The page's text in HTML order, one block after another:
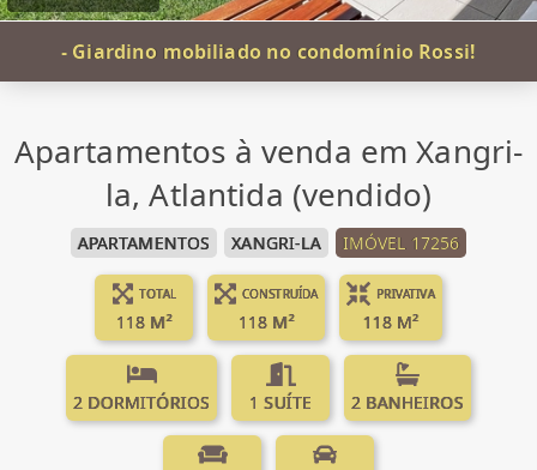
- Giardino mobiliado no condomínio Rossi!
Apartamentos à venda em Xangri-
la, Atlantida (vendido)
APARTAMENTOS XANGRI-LA IMÓVEL 17256
TOTAL
118 M²
CONSTRUÍDA
118 M²
PRIVATIVA
118 M²
2 DORMITÓRIOS 1 SUÍTE 2 BANHEIROS